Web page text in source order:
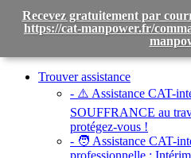
Toggle
navigationTrouver assistance
- ⚠️ Assistance CAT-
SOUFFRANCE au
protégez-vous !
- 🧑 Assistance CAT-
professionnelle :
Recevez gratuitement par
https://cat-manpower.fr/